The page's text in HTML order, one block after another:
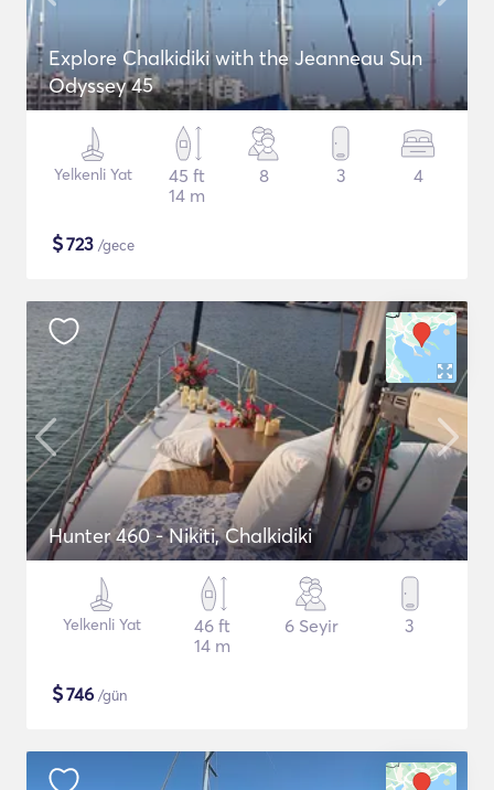
Explore Chalkidiki with the Jeanneau Sun
Odyssey 45
Yelkenli Yat
45 ft
14 m
8 3 4
$723 /gece
Hunter 460 - Nikiti, Chalkidiki
Yelkenli Yat
46 ft
14 m
6 Seyir 3
$746 /gün